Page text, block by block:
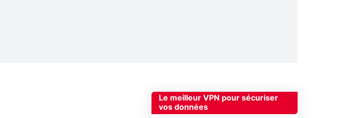
Le meilleur VPN pour sécuriser
vos données